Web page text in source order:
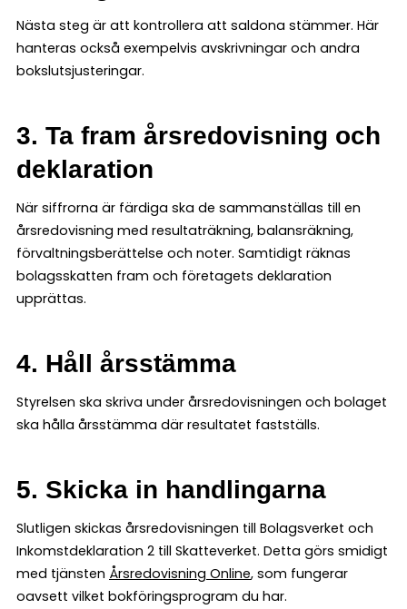
Nästa steg är att kontrollera att saldona stämmer. Här
hanteras också exempelvis avskrivningar och andra
bokslutsjusteringar.
3. Ta fram årsredovisning och
deklaration
När siffrorna är färdiga ska de sammanställas till en
årsredovisning med resultaträkning, balansräkning,
förvaltningsberättelse och noter. Samtidigt räknas
bolagsskatten fram och företagets deklaration
upprättas.
4. Håll årsstämma
Styrelsen ska skriva under årsredovisningen och bolaget
ska hålla årsstämma där resultatet fastställs.
5. Skicka in handlingarna
Slutligen skickas årsredovisningen till Bolagsverket och
Inkomstdeklaration 2 till Skatteverket. Detta görs smidigt
med tjänsten Årsredovisning Online, som fungerar
oavsett vilket bokföringsprogram du har.